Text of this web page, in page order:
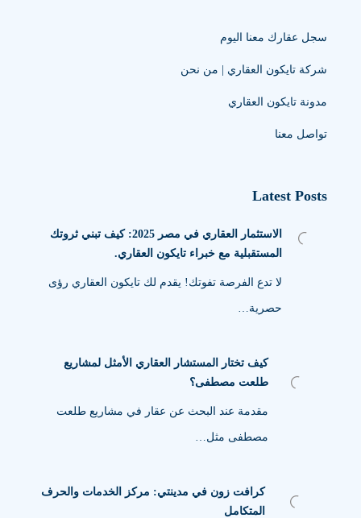
سجل عقارك معنا اليوم
شركة تايكون العقاري | من نحن
مدونة تايكون العقاري
تواصل معنا
Latest Posts
الاستثمار العقاري في مصر 2025: كيف تبني ثروتك
المستقبلية مع خبراء تايكون العقاري.
لا تدع الفرصة تفوتك! يقدم لك تايكون العقاري رؤى
حصرية…
كيف تختار المستشار العقاري الأمثل لمشاريع
طلعت مصطفى؟
مقدمة عند البحث عن عقار في مشاريع طلعت
مصطفى مثل…
كرافت زون في مدينتي: مركز الخدمات والحرف
المتكامل